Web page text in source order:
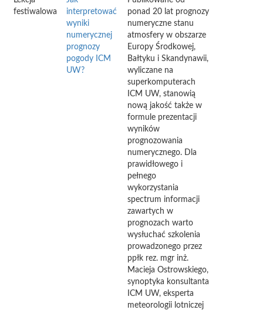
festiwalowa
interpretować
wyniki
numerycznej
prognozy
pogody ICM
UW?
ponad 20 lat prognozy
numeryczne stanu
atmosfery w obszarze
Europy Środkowej,
Bałtyku i Skandynawii,
wyliczane na
superkomputerach
ICM UW, stanowią
nową jakość także w
formule prezentacji
wyników
prognozowania
numerycznego. Dla
prawidłowego i
pełnego
wykorzystania
spectrum informacji
zawartych w
prognozach warto
wysłuchać szkolenia
prowadzonego przez
ppłk rez. mgr inż.
Macieja Ostrowskiego,
synoptyka konsultanta
ICM UW, eksperta
meteorologii lotniczej